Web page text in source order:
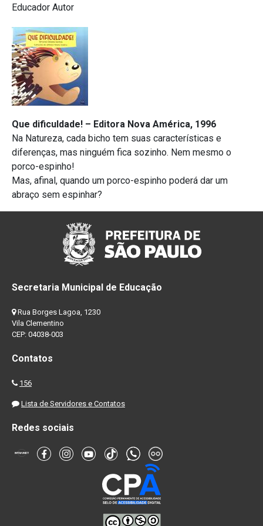
Educador Autor
Que dificuldade! – Editora Nova América, 1996
Na Natureza, cada bicho tem suas características e
diferenças, mas ninguém fica sozinho. Nem mesmo o
porco-espinho!
Mas, afinal, quando um porco-espinho poderá dar um
abraço sem espinhar?
Secretaria Municipal de Educação
Rua Borges Lagoa, 1230
Vila Clementino
CEP: 04038-003
Contatos
156
Lista de Servidores e Contatos
Redes sociais